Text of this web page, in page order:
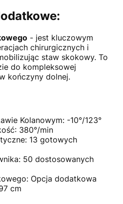
- jest kluczowym
chirurgicznych i
staw skokowy. To
do kompleksowej
kończyny dolnej.
Kolanowym: -10°/123°
380°/min
13 gotowych
50 dostosowanych
Opcja dodatkowa
cm